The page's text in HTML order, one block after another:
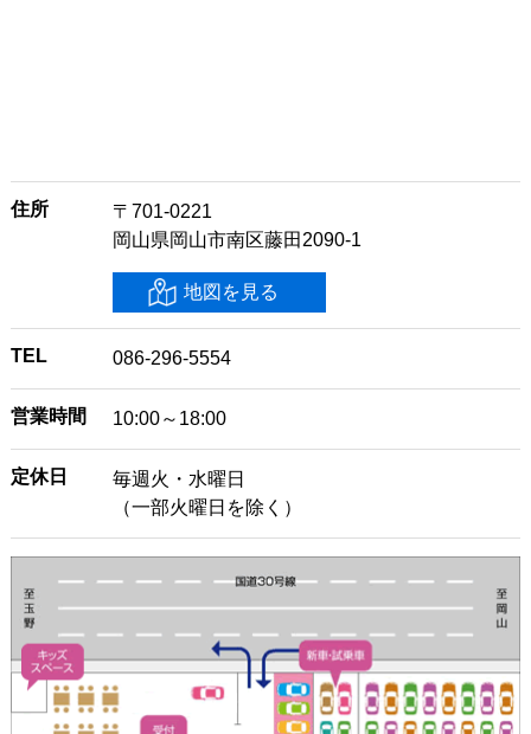
住所
〒701-0221
岡山県岡山市南区藤田2090-1
地図を見る
TEL 086-296-5554
営業時間 10:00～18:00
定休日
毎週火・水曜日
（一部火曜日を除く）